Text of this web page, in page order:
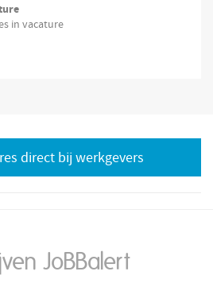
in vacature
direct bij werkgevers
JoBBalert